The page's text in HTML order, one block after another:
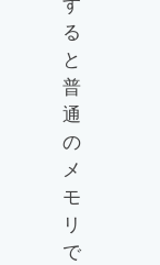
す
る
と
普
通
の
メ
モ
リ
で